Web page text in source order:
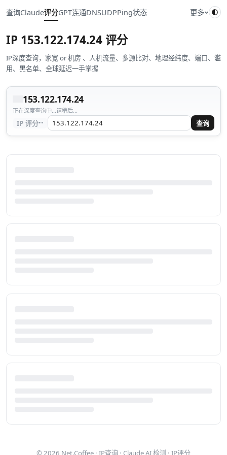
查询Claude评分GPT连通DNSUDPPing状态 更多
IP 153.122.174.24 评分
IP深度查询，家宽 or 机房 、人机流量、多源比对、地理经纬度、端口、滥
用、黑名单、全球延迟一手掌握
153.122.174.24
正在深度查询中...请稍后...
IP 评分·· 查询
© 2026 Net.Coffee · IP查询 · Claude AI 检测 · IP评分